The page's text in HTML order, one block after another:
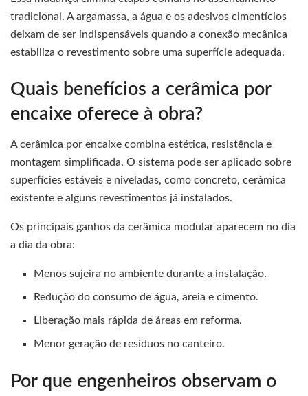
tradicional. A argamassa, a água e os adesivos cimentícios
deixam de ser indispensáveis quando a conexão mecânica
estabiliza o revestimento sobre uma superfície adequada.
Quais benefícios a cerâmica por
encaixe oferece à obra?
A cerâmica por encaixe combina estética, resistência e
montagem simplificada. O sistema pode ser aplicado sobre
superfícies estáveis e niveladas, como concreto, cerâmica
existente e alguns revestimentos já instalados.
Os principais ganhos da cerâmica modular aparecem no dia
a dia da obra:
Menos sujeira no ambiente durante a instalação.
Redução do consumo de água, areia e cimento.
Liberação mais rápida de áreas em reforma.
Menor geração de resíduos no canteiro.
Por que engenheiros observam o